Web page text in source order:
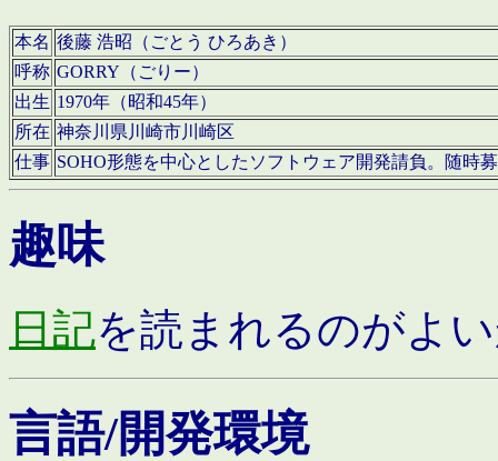
本名 後藤 浩昭（ごとう ひろあき）
呼称 GORRY（ごりー）
出生 1970年（昭和45年）
所在 神奈川県川崎市川崎区
仕事 SOHO形態を中心としたソフトウェア開発請負。随時
趣味
日記を読まれるのがよ
言語/開発環境